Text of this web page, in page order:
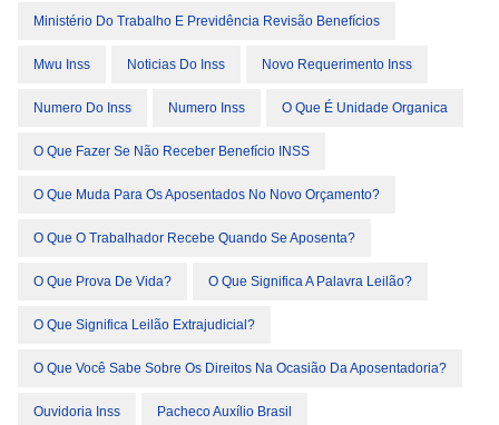
Ministério Do Trabalho E Previdência Revisão Benefícios
Mwu Inss Noticias Do Inss Novo Requerimento Inss
Numero Do Inss Numero Inss O Que É Unidade Organica
O Que Fazer Se Não Receber Benefício INSS
O Que Muda Para Os Aposentados No Novo Orçamento?
O Que O Trabalhador Recebe Quando Se Aposenta?
O Que Prova De Vida? O Que Significa A Palavra Leilão?
O Que Significa Leilão Extrajudicial?
O Que Você Sabe Sobre Os Direitos Na Ocasião Da Aposentadoria?
Ouvidoria Inss Pacheco Auxílio Brasil